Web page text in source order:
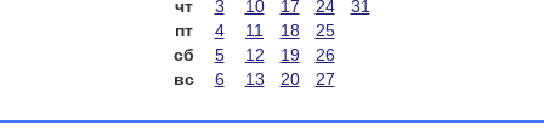
чт
3 10 17 24
31
пт
4 11 18
25
сб
5 12 19
26
вс
6 13 20 27